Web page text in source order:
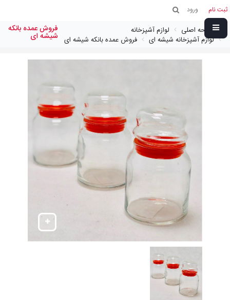
ثبت نام ورود
صفحه اصلی
لوازم آشپزخانه
لوازم آشپزخانه شیشه ای
فروش عمده بانکه شیشه ای
فروش عمده بانکه
شیشه ای